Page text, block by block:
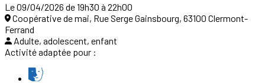
Le 09/04/2026 de 19h30 à 22h00
Coopérative de mai, Rue Serge Gainsbourg, 63100 Clermont-
Ferrand
Adulte, adolescent, enfant
Activité adaptée pour :